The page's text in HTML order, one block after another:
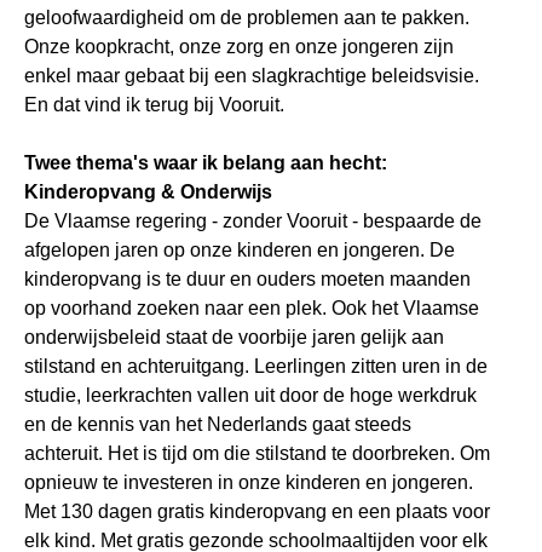
geloofwaardigheid om de problemen aan te pakken.
Onze koopkracht, onze zorg en onze jongeren zijn
enkel maar gebaat bij een slagkrachtige beleidsvisie.
En dat vind ik terug bij Vooruit.
Twee thema's waar ik belang aan hecht:
Kinderopvang & Onderwijs
De Vlaamse regering - zonder Vooruit - bespaarde de
afgelopen jaren op onze kinderen en jongeren. De
kinderopvang is te duur en ouders moeten maanden
op voorhand zoeken naar een plek. Ook het Vlaamse
onderwijsbeleid staat de voorbije jaren gelijk aan
stilstand en achteruitgang. Leerlingen zitten uren in de
studie, leerkrachten vallen uit door de hoge werkdruk
en de kennis van het Nederlands gaat steeds
achteruit. Het is tijd om die stilstand te doorbreken. Om
opnieuw te investeren in onze kinderen en jongeren.
Met 130 dagen gratis kinderopvang en een plaats voor
elk kind. Met gratis gezonde schoolmaaltijden voor elk